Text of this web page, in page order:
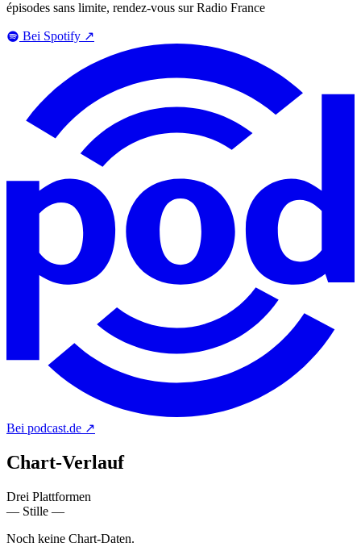
épisodes sans limite, rendez-vous sur Radio France
Bei Spotify ↗
Bei podcast.de ↗
Chart-Verlauf
Drei Plattformen
— Stille —
Noch keine Chart-Daten.